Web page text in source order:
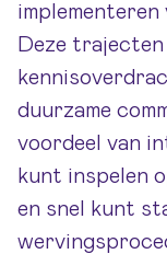
implementeren
Deze
duurzame
voordeel van
kunt inspelen
en snel kunt